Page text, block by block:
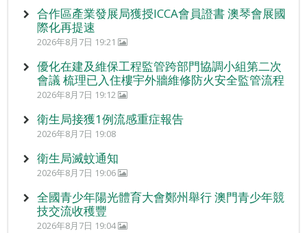
合作區產業發展局獲授ICCA會員證書 澳琴會展國
際化再提速
2026年8月7日 19:21
優化在建及維保工程監管跨部門協調小組第二次
會議 梳理已入住樓宇外牆維修防火安全監管流程
2026年8月7日 19:12
衛生局接獲1例流感重症報告
2026年8月7日 19:08
衛生局滅蚊通知
2026年8月7日 19:06
全國青少年陽光體育大會鄭州舉行 澳門青少年競
技交流收穫豐
2026年8月7日 19:04